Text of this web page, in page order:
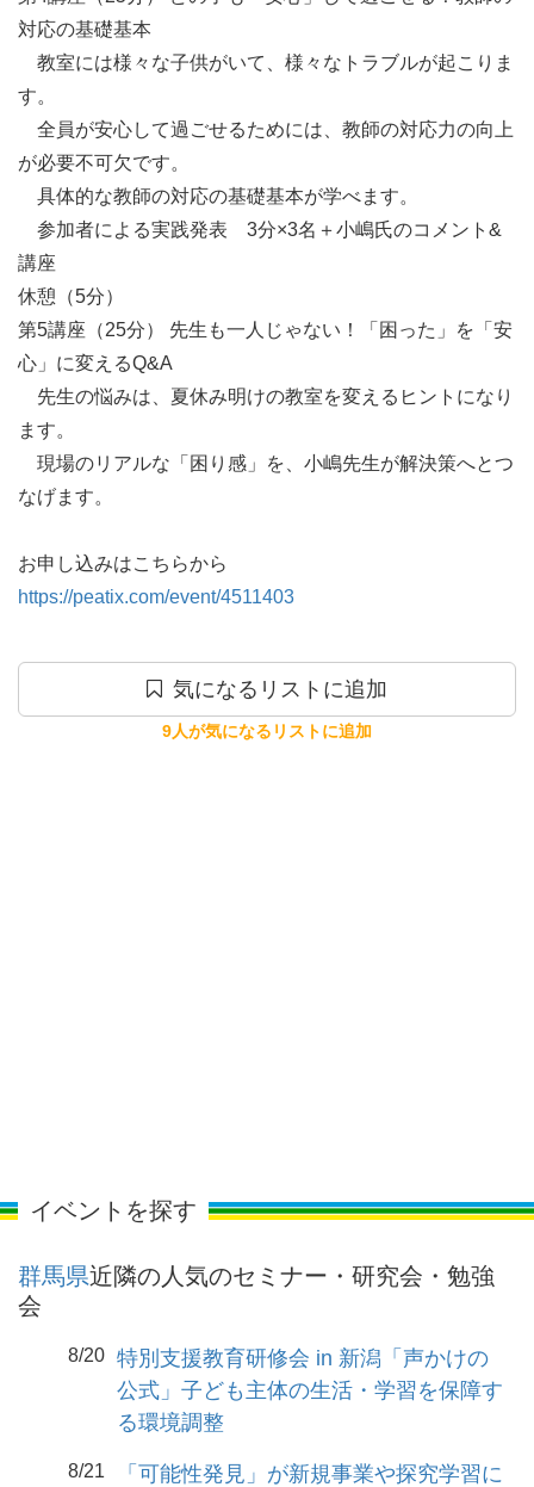
対応の基礎基本
教室には様々な子供がいて、様々なトラブルが起こりま
す。
全員が安心して過ごせるためには、教師の対応力の向上
が必要不可欠です。
具体的な教師の対応の基礎基本が学べます。
参加者による実践発表　3分×3名＋小嶋氏のコメント&
講座
休憩（5分）
第5講座（25分） 先生も一人じゃない！「困った」を「安
心」に変えるQ&A
先生の悩みは、夏休み明けの教室を変えるヒントになり
ます。
現場のリアルな「困り感」を、小嶋先生が解決策へとつ
なげます。
https://peatix.com/event/4511403
気になるリストに追加
9人が気になるリストに追加
イベントを探す
群馬県近隣の人気のセミナー・研究会・勉強
会
8/20 特別支援教育研修会 in 新潟「声かけの
公式」子ども主体の生活・学習を保障す
る環境調整
8/21
「可能性発見」が新規事業や探究学習に